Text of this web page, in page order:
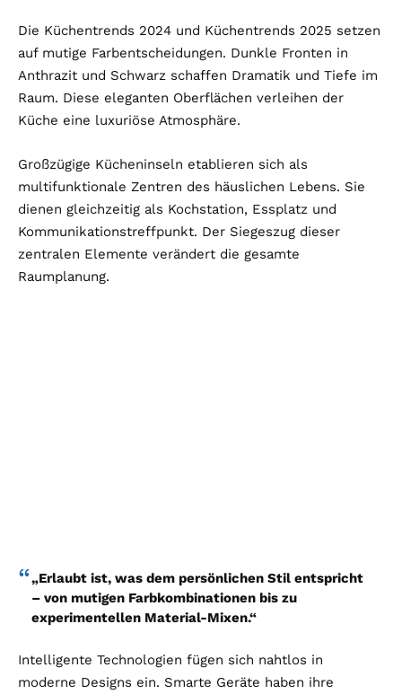
Die Küchentrends 2024 und Küchentrends 2025 setzen
auf mutige Farbentscheidungen. Dunkle Fronten in
Anthrazit und Schwarz schaffen Dramatik und Tiefe im
Raum. Diese eleganten Oberflächen verleihen der
Küche eine luxuriöse Atmosphäre.
Großzügige Kücheninseln etablieren sich als
multifunktionale Zentren des häuslichen Lebens. Sie
dienen gleichzeitig als Kochstation, Essplatz und
Kommunikationstreffpunkt. Der Siegeszug dieser
zentralen Elemente verändert die gesamte
Raumplanung.
„Erlaubt ist, was dem persönlichen Stil entspricht
– von mutigen Farbkombinationen bis zu
experimentellen Material-Mixen.“
Intelligente Technologien fügen sich nahtlos in
moderne Designs ein. Smarte Geräte haben ihre